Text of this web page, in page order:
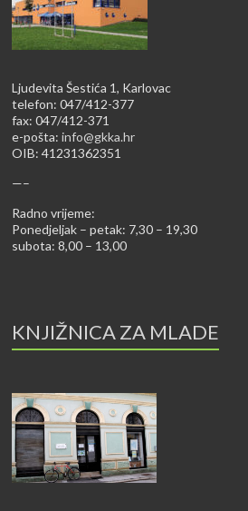
Ljudevita Šestića 1, Karlovac
telefon: 047/412-377
fax: 047/412-371
e-pošta:info@gkka.hr
OIB: 41231362351
—–
Radno vrijeme:
Ponedjeljak – petak: 7,30 – 19,30
subota: 8,00 – 13,00
KNJIŽNICA ZA MLADE